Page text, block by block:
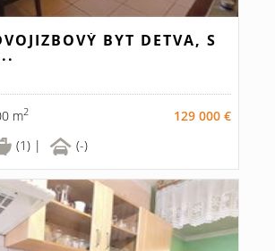
BYT DETVA, S
m2
129 000 €
(1) | (-)